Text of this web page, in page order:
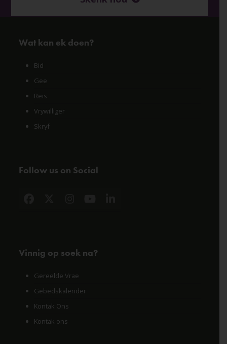
Wat kan ek doen?
Bid
Gee
Reis
Vrywilliger
Skryf
Follow us on Social
Vinnig op soek na?
Gereelde Vrae
Gebedskalender
Kontak Ons
Kontak ons